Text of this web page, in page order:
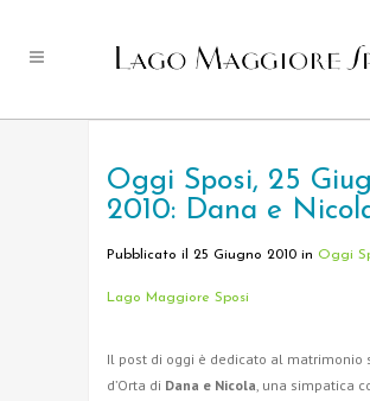
Oggi Sposi, 25
2010: Dana e
Pubblicato il 25 Giugno 2010 in Oggi
Lago Maggiore Sposi
Il post di oggi è dedicato al matrimonio
d’Orta di Dana e Nicola, una simpatica